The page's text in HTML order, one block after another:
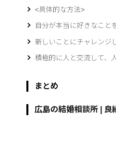
<具体的な方法>
自分が本当に好きなこと
新しいことにチャレンジ
積極的に人と交流して、
まとめ
広島の結婚相談所 | 良